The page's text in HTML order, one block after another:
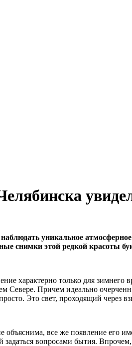
уникальное
снимки этой редкой красоты
характерно только для
Севере. Причем идеально
Это свет, проходящий
объяснима, все же появление
вопросами бытия.